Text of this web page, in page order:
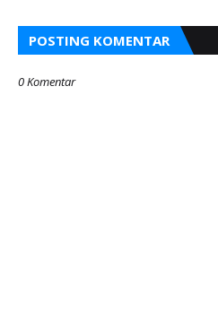
POSTING KOMENTAR
0 Komentar